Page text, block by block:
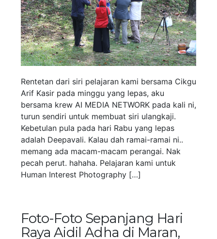
Rentetan dari siri pelajaran kami bersama Cikgu
Arif Kasir pada minggu yang lepas, aku
bersama krew AI MEDIA NETWORK pada kali ni,
turun sendiri untuk membuat siri ulangkaji.
Kebetulan pula pada hari Rabu yang lepas
adalah Deepavali. Kalau dah ramai-ramai ni..
memang ada macam-macam perangai. Nak
pecah perut. hahaha. Pelajaran kami untuk
Human Interest Photography […]
Foto-Foto Sepanjang Hari
Raya Aidil Adha di Maran,